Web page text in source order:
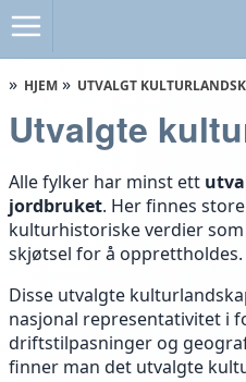
HJEM UTVALGT
Utvalgte
Alle fylker har minst ett
jordbruket. Her finnes
kulturhistoriske verdier
skjøtsel for å opprettholdes.
Disse utvalgte
nasjonal representativitet i
driftstilpasninger og
finner man det utvalgte